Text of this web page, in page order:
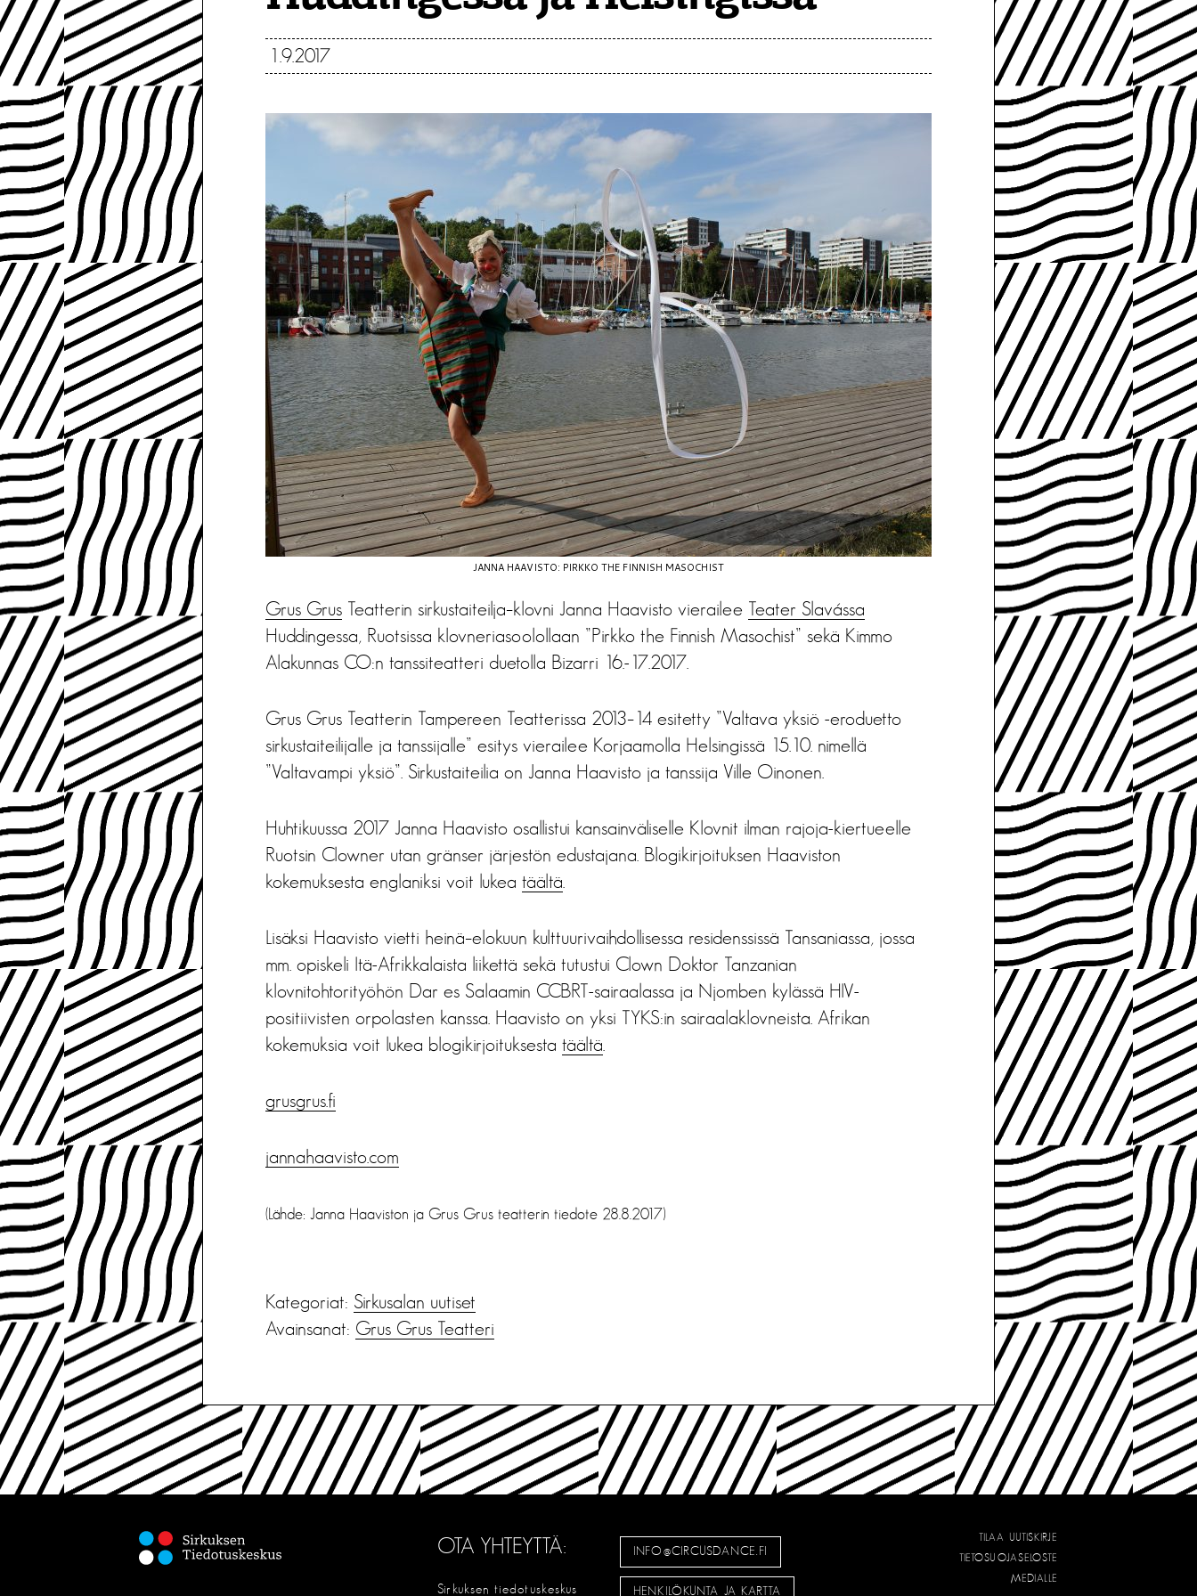
1.9.2017
JANNA HAAVISTO: PIRKKO THE FINNISH MASOCHIST
Grus Grus Teatterin sirkustaiteilja–klovni Janna Haavisto vierailee Teater Slavássa
Huddingessa, Ruotsissa klovneriasoolollaan ”Pirkko the Finnish Masochist” sekä Kimmo
Alakunnas CO:n tanssiteatteri duetolla Bizarri 16.-17.2017.
Grus Grus Teatterin Tampereen Teatterissa 2013–14 esitetty ”Valtava yksiö -eroduetto
sirkustaiteilijalle ja tanssijalle” esitys vierailee Korjaamolla Helsingissä 15.10. nimellä
”Valtavampi yksiö”. Sirkustaiteilia on Janna Haavisto ja tanssija Ville Oinonen.
Huhtikuussa 2017 Janna Haavisto osallistui kansainväliselle Klovnit ilman rajoja-kiertueelle
Ruotsin Clowner utan gränser järjestön edustajana. Blogikirjoituksen Haaviston
kokemuksesta englaniksi voit lukea täältä
Lisäksi Haavisto vietti heinä–elokuun kulttuurivaihdollisessa residenssissä Tansaniassa, jossa
mm. opiskeli Itä-Afrikkalaista liikettä sekä tutustui Clown Doktor Tanzanian
klovnitohtorityöhön Dar es Salaamin CCBRT-sairaalassa ja Njomben kylässä HIV-
positiivisten orpolasten kanssa. Haavisto on yksi TYKS:in sairaalaklovneista. Afrikan
kokemuksia voit lukea blogikirjoituksesta täältä
grusgrus.fi
jannahaavisto.com
(Lähde: Janna Haaviston ja Grus Grus teatterin tiedote 28.8.2017)
Kategoriat: Sirkusalan uutiset
Avainsanat: Grus Grus Teatteri
OTA YHTEYTTÄ:
Sirkuksen tiedotuskeskus
INFO@CIRCUSDANCE.FI
HENKILÖKUNTA JA KARTTA
TILAA UUTISKIRJE
TIETOSUOJASELOSTE
MEDIALLE